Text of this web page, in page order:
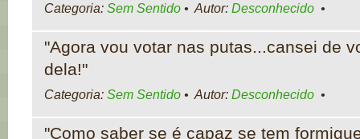
Categoria: Sem Sentido • Autor: Desconhecido •
"Agora vou votar nas putas...cansei de
dela!"
Categoria: Sem Sentido • Autor: Desconhecido •
"Como saber se é capaz se tem